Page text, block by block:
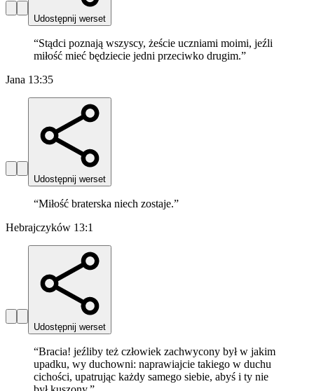
Udostępnij werset
“Stądci poznają wszyscy, żeście uczniami moimi, jeźli
miłość mieć będziecie jedni przeciwko drugim.”
Jana 13:35
Udostępnij werset
“Miłość braterska niech zostaje.”
Hebrajczyków 13:1
Udostępnij werset
“Bracia! jeźliby też człowiek zachwycony był w jakim
upadku, wy duchowni: naprawiajcie takiego w duchu
cichości, upatrując każdy samego siebie, abyś i ty nie